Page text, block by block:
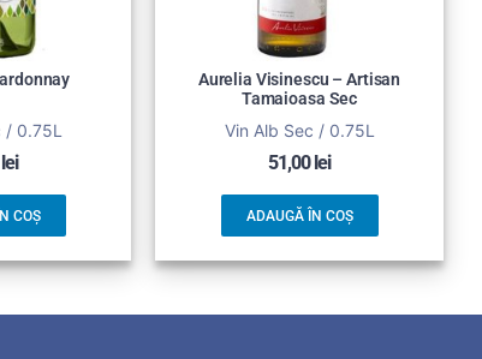
/ 0.75L
lei
COȘ
Aurelia Visinescu – Artisan
Tamaioasa Sec
Vin Alb Sec / 0.75L
51,00lei
ADAUGĂ ÎN COȘ